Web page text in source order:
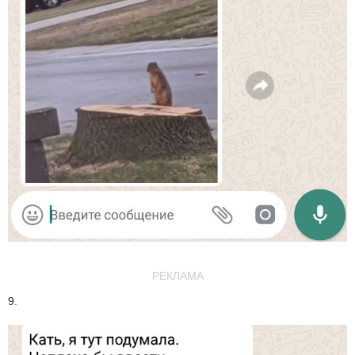
РЕКЛАМА
9.